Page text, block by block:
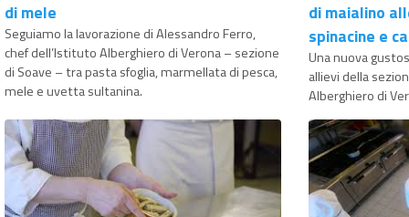
di mele
Seguiamo la lavorazione di Alessandro Ferro,
chef dell’Istituto Alberghiero di Verona – sezione
di Soave – tra pasta sfoglia, marmellata di pesca,
mele e uvetta sultanina.
di maialino
spinacine e
Una nuova
allievi della
Alberghiero di